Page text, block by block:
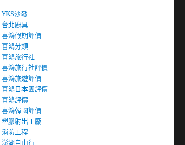
YKS沙發
台北廚具
喜鴻假期評價
喜鴻分類
喜鴻旅行社
喜鴻旅行社評價
喜鴻旅遊評價
喜鴻日本團評價
喜鴻評價
喜鴻韓國評價
塑膠射出工廠
消防工程
澎湖自由行